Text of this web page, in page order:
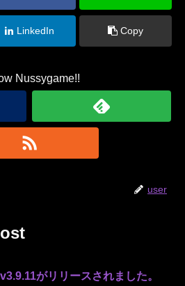
LinkedIn Copy
Nussygame!!
user
v3.9.11がリリースされました。